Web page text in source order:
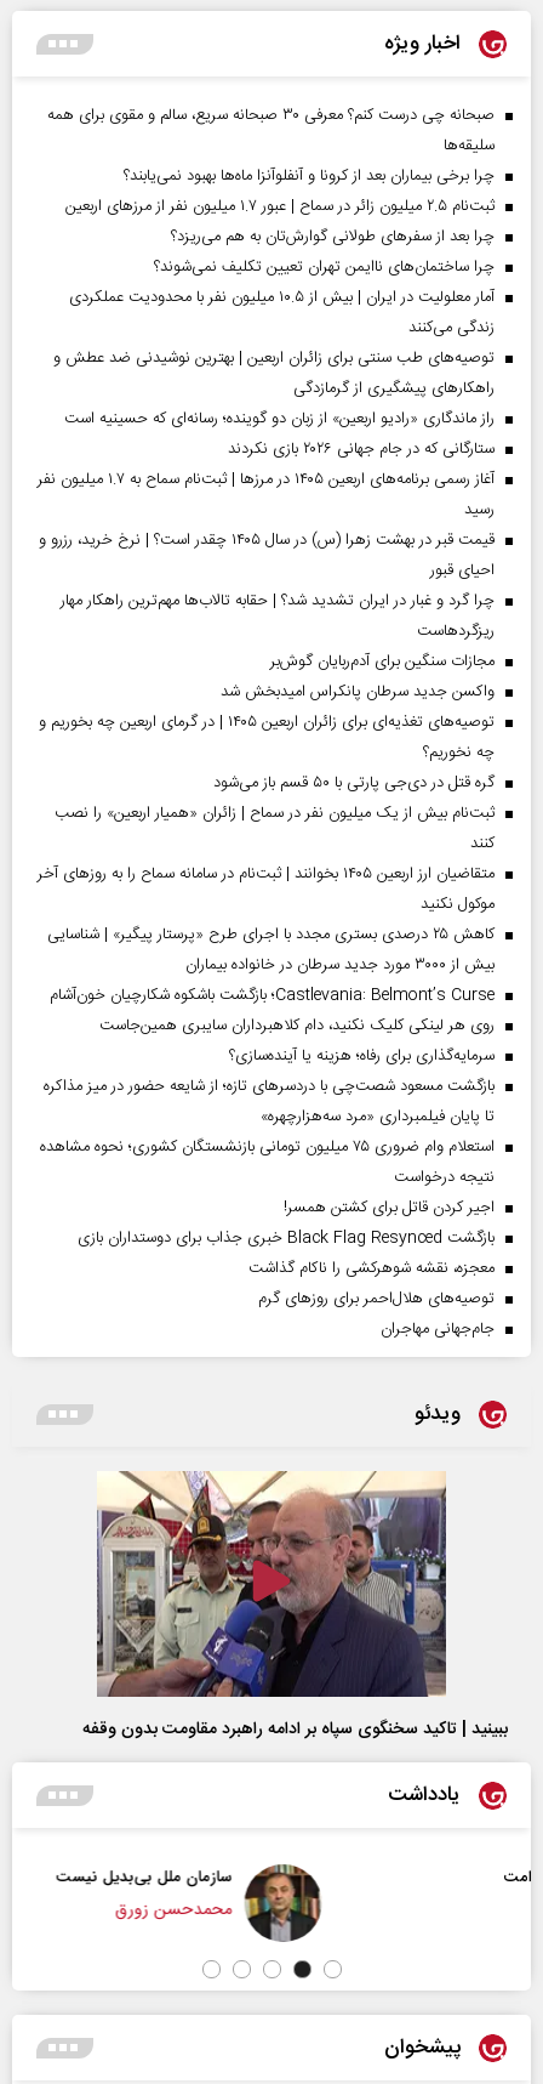
اخبار ویژه
صبحانه چی درست کنم؟ معرفی ۳۰ صبحانه سریع، سالم و مقوی برای همه
سلیقه‌ها
چرا برخی بیماران بعد از کرونا و آنفلوآنزا ماه‌ها بهبود نمی‌یابند؟
ثبت‌نام ۲.۵ میلیون زائر در سماح | عبور ۱.۷ میلیون نفر از مرز‌های اربعین
چرا بعد از سفرهای طولانی گوارش‌تان به هم می‌ریزد؟
چرا ساختمان‌های ناایمن تهران تعیین تکلیف نمی‌شوند؟
آمار معلولیت در ایران | بیش از ۱۰.۵ میلیون نفر با محدودیت عملکردی
زندگی می‌کنند
توصیه‌های طب سنتی برای زائران اربعین | بهترین نوشیدنی ضد عطش و
راهکارهای پیشگیری از گرمازدگی
راز ماندگاری «رادیو اربعین» از زبان دو گوینده؛ رسانه‌ای که حسینیه است
ستارگانی که در جام جهانی ۲۰۲۶ بازی نکردند
آغاز رسمی برنامه‌های اربعین ۱۴۰۵ در مرز‌ها | ثبت‌نام سماح به ۱.۷ میلیون نفر
رسید
قیمت قبر در بهشت زهرا (س) در سال ۱۴۰۵ چقدر است؟ | نرخ خرید، رزرو و
احیای قبور
چرا گرد و غبار در ایران تشدید شد؟ | حقابه تالاب‌ها مهم‌ترین راهکار مهار
ریزگردهاست
مجازات سنگین برای آدم‌ربایان گوش‌بر
واکسن جدید سرطان پانکراس امیدبخش شد
توصیه‌های تغذیه‌ای برای زائران اربعین ۱۴۰۵ | در گرمای اربعین چه بخوریم و
چه نخوریم؟
گره قتل در دی‌جی پارتی با ۵۰ قسم باز می‌شود
ثبت‌نام بیش از یک میلیون نفر در سماح | زائران «همیار اربعین» را نصب
کنند
متقاضیان ارز اربعین ۱۴۰۵ بخوانند | ثبت‌نام در سامانه سماح را به روز‌های آخر
موکول نکنید
کاهش ۲۵ درصدی بستری مجدد با اجرای طرح «پرستار پیگیر» | شناسایی
بیش از ۳۰۰۰ مورد جدید سرطان در خانواده بیماران
Castlevania: Belmont’s Curse؛ بازگشت باشکوه شکارچیان خون‌آشام
روی هر لینکی کلیک نکنید، دام کلاهبرداران سایبری همین‌جاست
سرمایه‌گذاری برای رفاه؛ هزینه یا آینده‌سازی؟
بازگشت مسعود شصت‌چی با دردسر‌های تازه؛ از شایعه حضور در میز مذاکره
تا پایان فیلمبرداری «مرد سه‌هزارچهره»
استعلام وام ضروری ۷۵ میلیون تومانی بازنشستگان کشوری؛ نحوه مشاهده
نتیجه درخواست
اجیر کردن قاتل برای کشتن همسر!
بازگشت Black Flag Resynced خبری جذاب برای دوستداران بازی
معجزه، نقشه شوهرکشی را ناکام گذاشت
توصیه‌های هلال‌احمر برای روز‌های گرم
جام‌جهانی مهاجران
ویدئو
ببینید | تاکید سخنگوی سپاه بر ادامه راهبرد مقاومت بدون وقفه
یادداشت
سازمان ملل بی‌بدیل نیست
محمدحسن زورق
پیشخوان